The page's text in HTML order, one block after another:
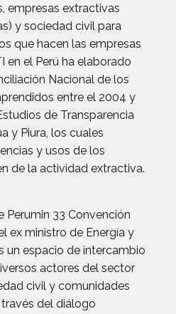
empresas extractivas
y sociedad civil para
que hacen las empresas
en el Perú ha elaborado
Nacional de los
entre el 2004 y
de Transparencia
y Piura, los cuales
y usos de los
de la actividad extractiva.
Perumin 33 Convención
ex ministro de Energía y
un espacio de intercambio
actores del sector
civil y comunidades
del diálogo